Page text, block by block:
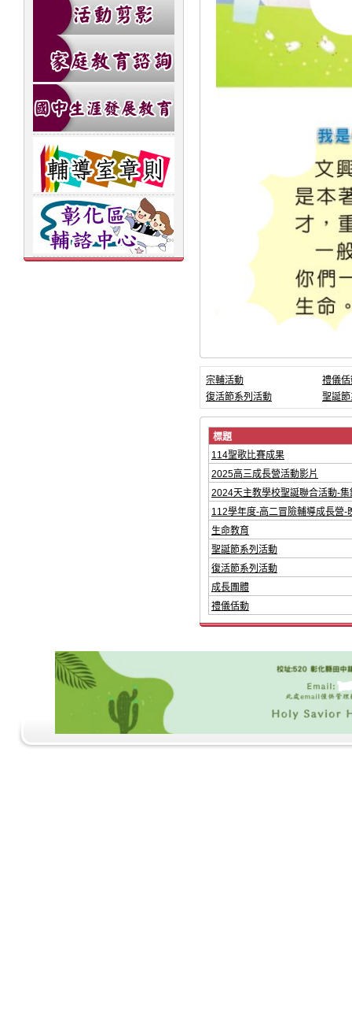
宗輔活動
禮儀
復活節系列活動
聖誕
標題
114聖歌比賽成果
2025高三成長營活動影片
2024天主教學校聖誕聯合活動-集
112學年度-高二冒險輔導成長營-
生命教育
聖誕節系列活動
復活節系列活動
成長團體
禮儀佸動